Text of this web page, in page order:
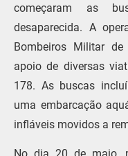
começaram as
desaparecida. A
Bombeiros Militar
apoio de diversas
178. As buscas
uma embarcação
infláveis movidos a